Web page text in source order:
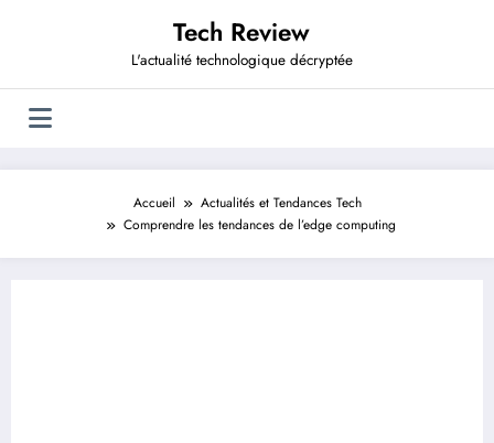
Tech Review
L'actualité technologique décryptée
Accueil
Actualités et Tendances Tech
Comprendre les tendances de l’edge computing